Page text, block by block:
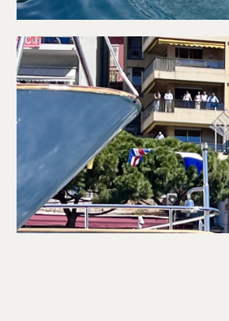
CONTACTEZ NOUS